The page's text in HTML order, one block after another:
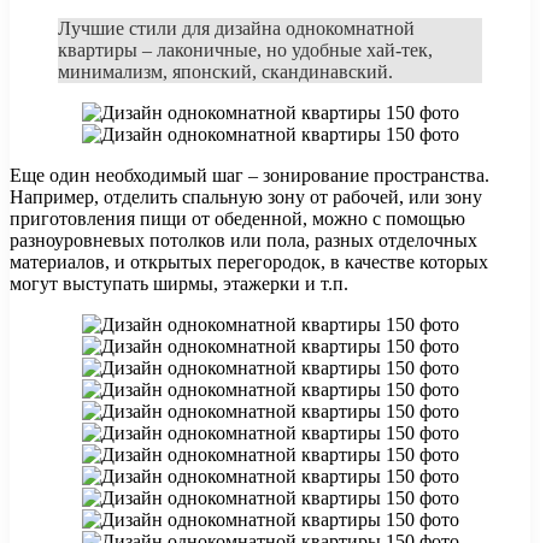
Лучшие стили для дизайна однокомнатной
квартиры – лаконичные, но удобные хай-тек,
минимализм, японский, скандинавский.
Еще один необходимый шаг – зонирование пространства.
Например, отделить спальную зону от рабочей, или зону
приготовления пищи от обеденной, можно с помощью
разноуровневых потолков или пола, разных отделочных
материалов, и открытых перегородок, в качестве которых
могут выступать ширмы, этажерки и т.п.